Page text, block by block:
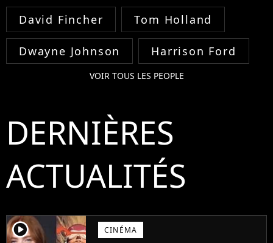
David Fincher Tom Holland
Dwayne Johnson Harrison Ford
VOIR TOUS LES PEOPLE
DERNIÈRES
ACTUALITÉS
player2 CINÉMA